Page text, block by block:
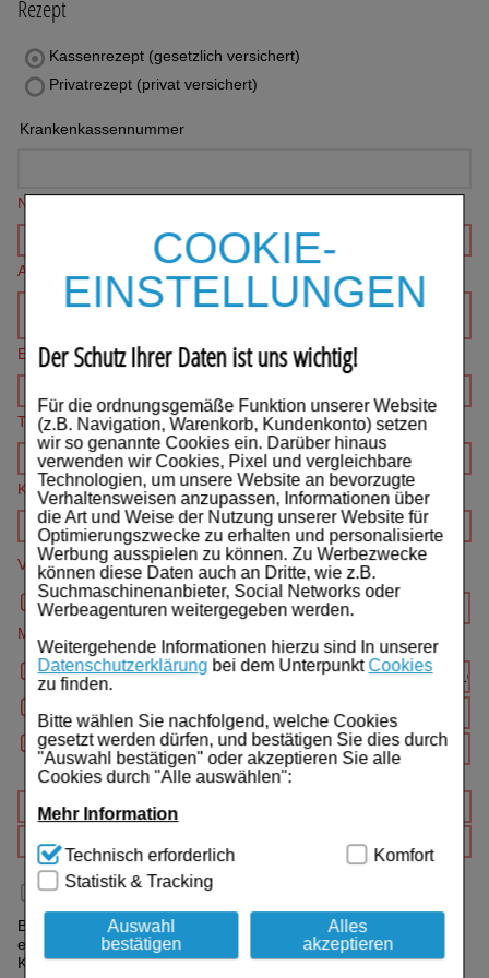
COOKIE-
EINSTELLUNGEN
Der Schutz Ihrer Daten ist uns wichtig!
Für die ordnungsgemäße Funktion unserer Website
(z.B. Navigation, Warenkorb, Kundenkonto) setzen
wir so genannte Cookies ein. Darüber hinaus
verwenden wir Cookies, Pixel und vergleichbare
Technologien, um unsere Website an bevorzugte
Verhaltensweisen anzupassen, Informationen über
die Art und Weise der Nutzung unserer Website für
Optimierungszwecke zu erhalten und personalisierte
Werbung ausspielen zu können. Zu Werbezwecke
können diese Daten auch an Dritte, wie z.B.
Suchmaschinenanbieter, Social Networks oder
Werbeagenturen weitergegeben werden.
Weitergehende Informationen hierzu sind In unserer
Datenschutzerklärung bei dem UnterpunktCookies
zu finden.
Bitte wählen Sie nachfolgend, welche Cookies
gesetzt werden dürfen, und bestätigen Sie dies durch
"Auswahl bestätigen" oder akzeptieren Sie alle
Cookies durch "Alle auswählen":
Mehr Information
Technisch Notwendig:Hierbei handelt es sich um
Cookies, die für die Grundfunktionen unserer
Website notwendig sind (z.B. Navigation, Warenkorb,
Kundenkonto), weshalb auf diese nicht verzichtet
werden kann.
Komfort:Diese Cookies werden genutzt um das
Technisch erforderlich
Komfort
Statistik & Tracking
Auswahl
bestätigen
Alles
akzeptieren
Auge, Ohr, Nase & Mund
Blase, Niere & Urogenitaltrakt
Diabetes
Haut, Haare & Nägel
Herz, Kreislauf & Gefäße
Magen/Darm & Leber/Galle
Schmerzen
Für Kinder
Für Ihn
Für Sie
Schwangerschaft & Stillzeit
Homöopathie, Schüsslersalze & Bachblüten Original
Raucherentwöhnung
Gesundheit & Fitness
Kosmetika & Parfümerieartikel
Körperpflege
Tablettenspender & Tablettenteiler
Tierarzneimittel
Bonbons
Tee
Rezept
Kassenrezept (gesetzlich versichert)
Privatrezept (privat versichert)
Krankenkassennummer
Name*
Adresse*
E-mail*
Telefon
Kundenr.
Verordnender Arzt (Name, Ort, Telefon)
Medikamente
Ich bin zuzahlungsbefreit
Bei Medikamenten mit Aut-idem Verordnung setzen Sie bitte
einen Haken, indem Sie vor dem jeweiligen Artikel das Aut-idem
Kästchen anklicken.